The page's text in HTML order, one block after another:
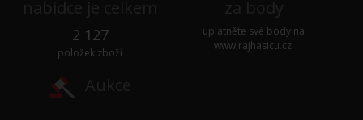
2 127
položek zboží
uplatněte své body na
www.rajhasicu.cz.